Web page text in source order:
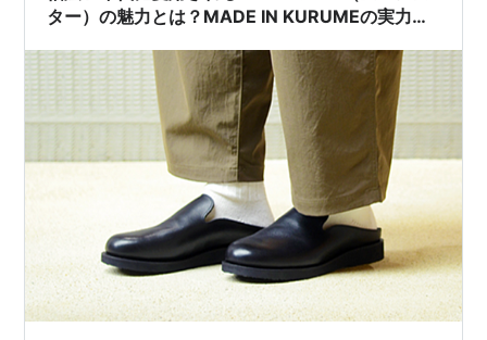
ター）の魅力とは？MADE IN KURUMEの実力と